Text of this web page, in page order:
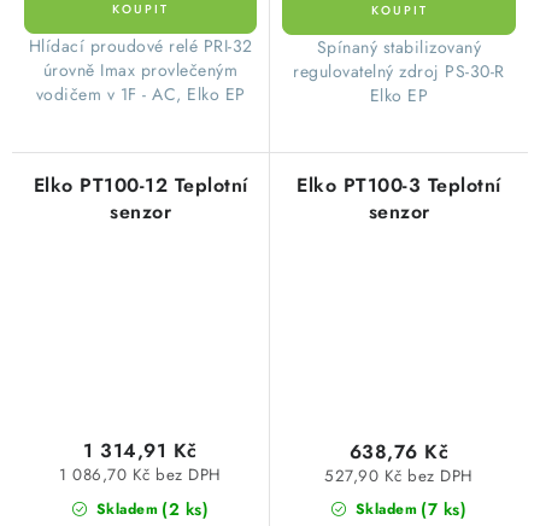
Hlídací proudové relé PRI-32
úrovně Imax provlečeným
vodičem v 1F - AC, Elko EP
Spínaný stabilizovaný
regulovatelný zdroj PS-30-R
Elko EP
Elko PT100-12 Teplotní
senzor
Skladem (2 ks)
1 086,70 Kč bez DPH
1 314,91 Kč
Elko PT100-3 Teplotní
senzor
Skladem (7 ks)
527,90 Kč bez DPH
638,76 Kč